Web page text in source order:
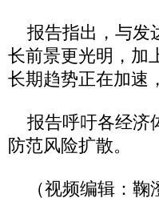
报告指出，与发
长前景更光明，加
长期趋势正在加速
报告呼吁各经济
防范风险扩散。
（视频编辑：鞠